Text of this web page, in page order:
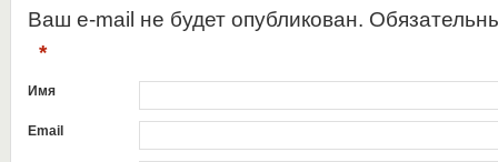
Ваш e-mail не будет опубликован.
*
Имя
Email